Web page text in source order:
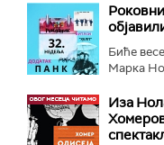
Биће
Марка
Иза